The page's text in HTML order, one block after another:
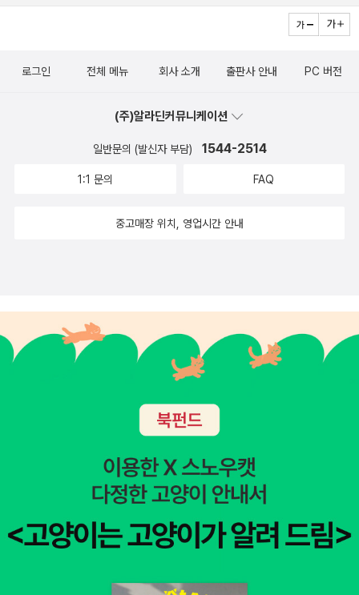
로그인 전체 메뉴 회사 소개 출판사 안내 PC 버전
(주)알라딘커뮤니케이션
일반문의 (발신자 부담) 1544-2514
1:1 문의 FAQ
중고매장 위치, 영업시간 안내